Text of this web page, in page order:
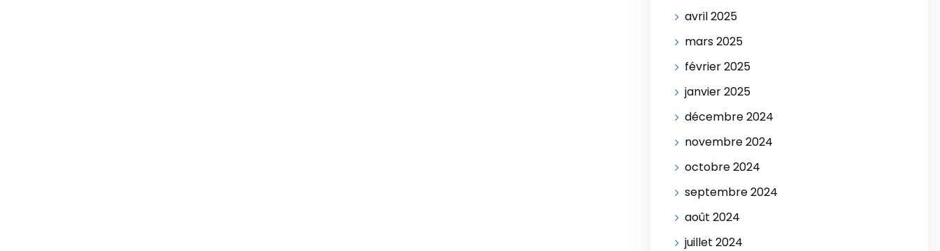
avril 2025
mars 2025
février 2025
janvier 2025
décembre 2024
novembre 2024
octobre 2024
septembre 2024
août 2024
juillet 2024